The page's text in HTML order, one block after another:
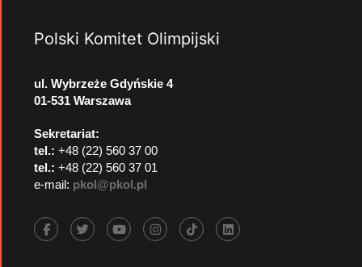
Polski Komitet Olimpijski
ul. Wybrzeże Gdyńskie 4
01-531 Warszawa
Sekretariat:
tel.: +48 (22) 560 37 00
tel.: +48 (22) 560 37 01
e-mail: pkol@pkol.pl